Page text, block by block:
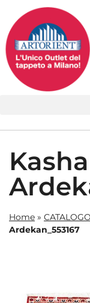
Home » CATALOGO
Ardekan_553167